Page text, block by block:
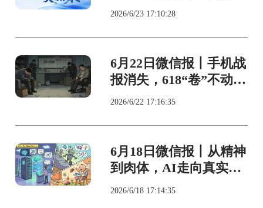
精彩展点 先睹为快
2026/6/23 17:10:28
6月22日微信报丨手机战
报消失，618“卷”不动
了？
2026/6/22 17:16:35
6月18日微信报丨从精神
到肉体，AI走向真实环
境需要世界模型
2026/6/18 17:14:35